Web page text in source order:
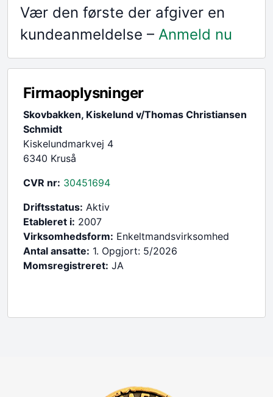
Vær den første der afgiver en
kundeanmeldelse – Anmeld nu
Firmaoplysninger
Skovbakken, Kiskelund v/Thomas Christiansen
Schmidt
Kiskelundmarkvej 4
6340 Kruså
CVR nr: 30451694
Driftsstatus: Aktiv
Etableret i: 2007
Virksomhedsform: Enkeltmandsvirksomhed
Antal ansatte: 1. Opgjort: 5/2026
Momsregistreret: JA